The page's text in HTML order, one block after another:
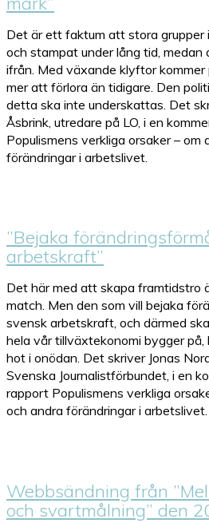
Det är ett faktum att stora
och stampat under lång tid, medan
ifrån. Med växande klyftor
mer att förlora än tidigare. Den
detta ska inte underskattas. Det
Åsbrink, utredare på LO, i en
Populismens verkliga orsaker – om
förändringar i arbetslivet.
”Bejaka
arbetskraft”
Det här med att skapa framtidstro
match. Men den som vill bejaka
svensk arbetskraft, och därmed
hela vår tillväxtekonomi bygger på,
hot i onödan. Det skriver Jonas
Svenska Journalistförbundet, i en
rapport Populismens verkliga
och andra förändringar i arbetslivet.
Webbsändning från
och svartmålning” den